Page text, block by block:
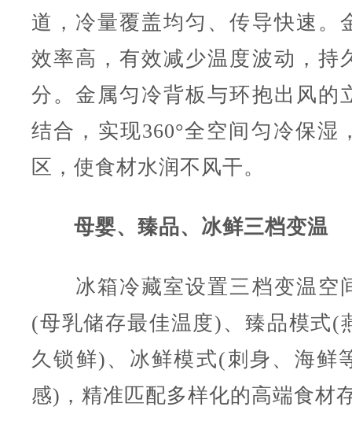
道，冷量覆盖均匀、传导快速。
效率高，有效减少温度波动，持
分。金属匀冷背板与环抱出风的
结合，实现360°全空间匀冷保湿
区，使食材水润不风干。
母婴、臻品、冰鲜三档变温
冰箱冷藏室设置三档变温空
(母乳储存最佳温度)、臻品模式(
久锁鲜)、冰鲜模式(刺身、海鲜
感)，精准匹配多样化的高端食材